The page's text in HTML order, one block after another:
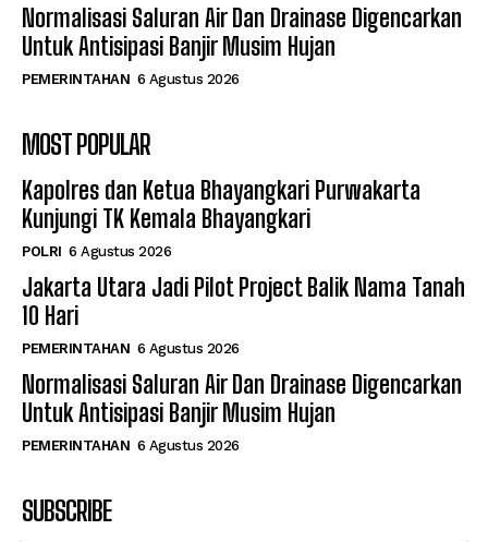
Normalisasi Saluran Air Dan Drainase Digencarkan
Untuk Antisipasi Banjir Musim Hujan
PEMERINTAHAN 6 Agustus 2026
MOST POPULAR
Kapolres dan Ketua Bhayangkari Purwakarta
Kunjungi TK Kemala Bhayangkari
POLRI 6 Agustus 2026
Jakarta Utara Jadi Pilot Project Balik Nama Tanah
10 Hari
PEMERINTAHAN 6 Agustus 2026
Normalisasi Saluran Air Dan Drainase Digencarkan
Untuk Antisipasi Banjir Musim Hujan
PEMERINTAHAN 6 Agustus 2026
SUBSCRIBE